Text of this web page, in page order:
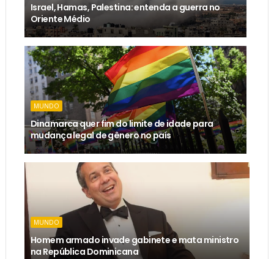
Israel, Hamas, Palestina: entenda a guerra no
Oriente Médio
MUNDO
Dinamarca quer fim do limite de idade para
mudança legal de gênero no país
MUNDO
Homem armado invade gabinete e mata ministro
na República Dominicana